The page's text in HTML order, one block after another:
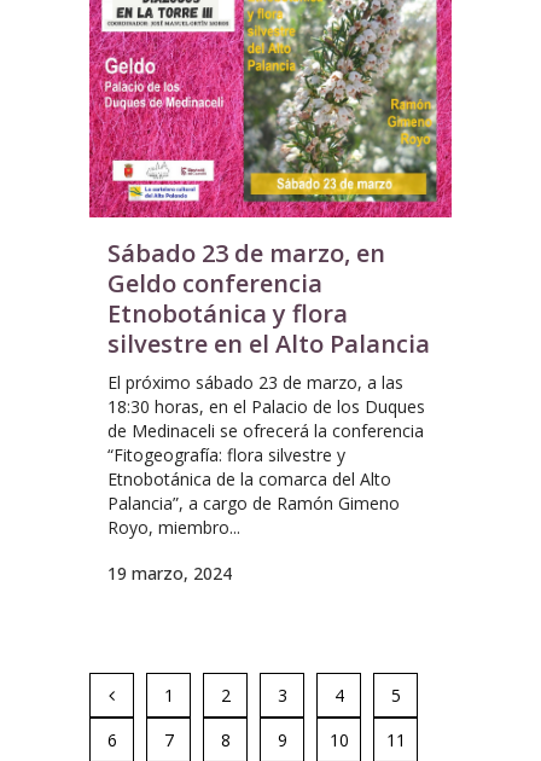
Sábado 23 de marzo, en
Geldo conferencia
Etnobotánica y flora
silvestre en el Alto Palancia
El próximo sábado 23 de marzo, a las
18:30 horas, en el Palacio de los Duques
de Medinaceli se ofrecerá la conferencia
“Fitogeografía: flora silvestre y
Etnobotánica de la comarca del Alto
Palancia”, a cargo de Ramón Gimeno
Royo, miembro...
19 marzo, 2024
1 2 3 4
5
6
7 8 9 10
11